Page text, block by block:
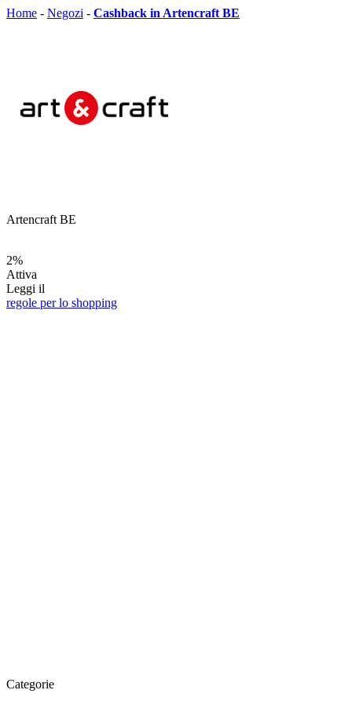
Home - Negozi - Cashback in Artencraft BE
Artencraft BE
2%
Attiva
Leggi il
regole per lo shopping
Categorie